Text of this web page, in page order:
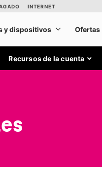
Recursos de la cuenta